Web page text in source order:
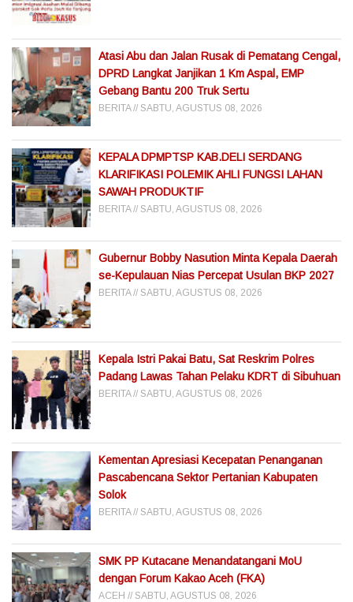
Atasi Abu dan Jalan Rusak di Pematang Cengal,
DPRD Langkat Janjikan 1 Km Aspal, EMP
Gebang Bantu 200 Truk Sertu
BERITA SABTU, AGUSTUS 08, 2026
KEPALA DPMPTSP KAB.DELI SERDANG
KLARIFIKASI POLEMIK AHLI FUNGSI LAHAN
SAWAH PRODUKTIF
BERITA SABTU, AGUSTUS 08, 2026
Gubernur Bobby Nasution Minta Kepala Daerah
se-Kepulauan Nias Percepat Usulan BKP 2027
BERITA SABTU, AGUSTUS 08, 2026
Kepala Istri Pakai Batu, Sat Reskrim Polres
Padang Lawas Tahan Pelaku KDRT di Sibuhuan
BERITA SABTU, AGUSTUS 08, 2026
Kementan Apresiasi Kecepatan Penanganan
Pascabencana Sektor Pertanian Kabupaten
Solok
BERITA SABTU, AGUSTUS 08, 2026
SMK PP Kutacane Menandatangani MoU
dengan Forum Kakao Aceh (FKA)
ACEH SABTU, AGUSTUS 08, 2026